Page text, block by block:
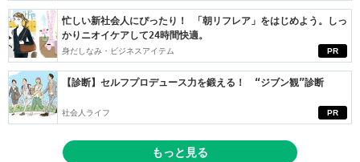
PR
忙しい新社会人にぴったり！ 「朝リフレア」をはじめよう。しっ
かりニオイケアして24時間快適。
身だしなみ・ビジネスアイテム
PR
【診断】セルフプロデュース力を鍛える！ “ジブン観”診断
社会人ライフ
もっと見る